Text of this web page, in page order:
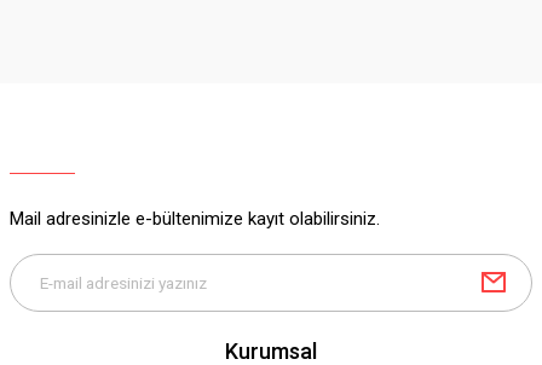
Bu ürüne benzer farklı alternatifler olmalı.
Mail adresinizle e-bültenimize kayıt olabilirsiniz.
Kurumsal